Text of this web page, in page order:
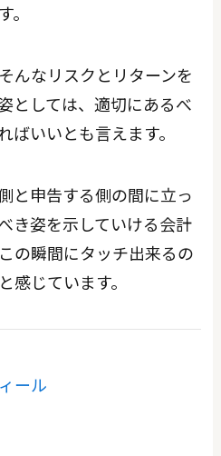
んなリスクとリターンを
としては、適切にあるべ
ばいいとも言えます。
と申告する側の間に立っ
き姿を示していける会計
の瞬間にタッチ出来るの
感じています。
ール